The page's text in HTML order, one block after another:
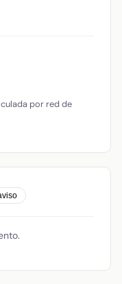
por red de